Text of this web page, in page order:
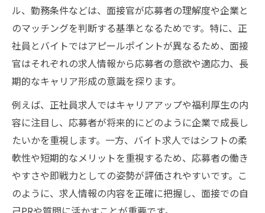
ル、勤務条件などは、面接官が応募者の理解度や企業と
のマッチングを判断する基準となるためです。特に、正
社員とバイトではアピールポイントが異なるため、面接
官はそれぞれの求人情報から応募者の意欲や適応力、長
期的なキャリア形成の意識を探ります。
例えば、正社員求人ではキャリアアップや福利厚生の内
容に注目し、応募者が将来的にどのように企業で成長し
たいかを重視します。一方、バイト求人ではシフトの柔
軟性や短期的なメリットを重視するため、応募者の働き
やすさや即戦力としての姿勢が評価されやすいです。こ
のように、求人情報の内容を正確に把握し、面接での自